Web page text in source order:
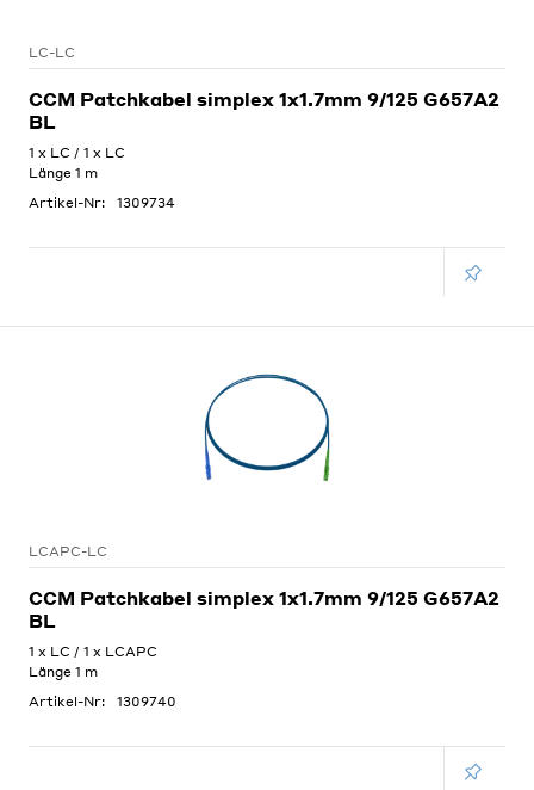
LC-LC
CCM Patchkabel simplex 1x1.7mm 9/125 G657A2
BL
1 x LC / 1 x LC
Länge 1 m
Artikel-Nr:
1309734
LCAPC-LC
CCM Patchkabel simplex 1x1.7mm 9/125 G657A2
BL
1 x LC / 1 x LCAPC
Länge 1 m
Artikel-Nr:
1309740